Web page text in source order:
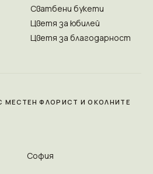
Сватбени букети
Цветя за юбилей
Цветя за благодарност
МЕСТЕН ФЛОРИСТ И ОКОЛНИТЕ
София